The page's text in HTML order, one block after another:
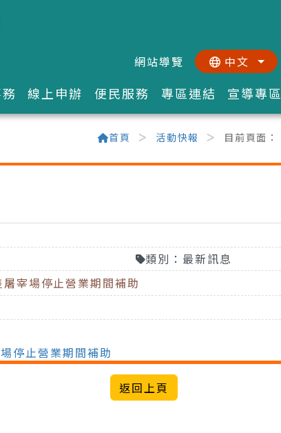
:::網站導覽 中文
線上申辦 便民服務 專區連結 宣導專區
首頁 活動快報 目前頁面：
類別：最新訊息
宰場停止營業期間補助
停止營業期間補助